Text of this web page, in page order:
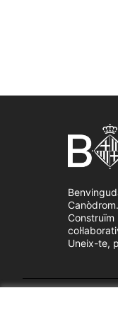
Canòdrom.
Uneix-te,